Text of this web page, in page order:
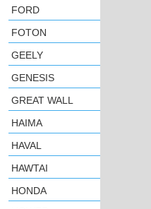
FORD
FOTON
GEELY
GENESIS
GREAT WALL
HAIMA
HAVAL
HAWTAI
HONDA